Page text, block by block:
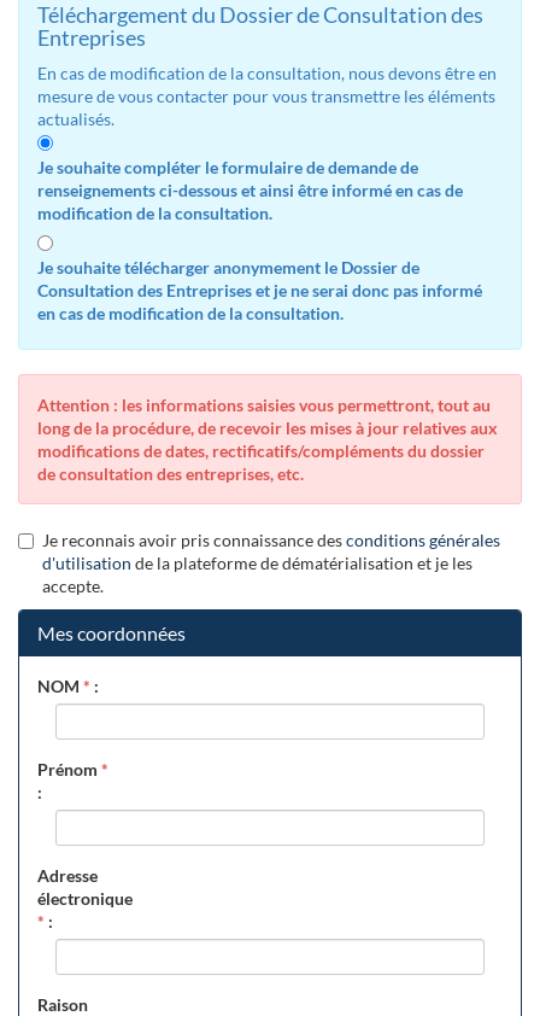
Téléchargement du Dossier de Consultation des
Entreprises
En cas de modification de la consultation, nous devons être en
mesure de vous contacter pour vous transmettre les éléments
actualisés.
Je souhaite compléter le formulaire de demande de
renseignements ci-dessous et ainsi être informé en cas de
modification de la consultation.
Je souhaite télécharger anonymement le Dossier de
Consultation des Entreprises et je ne serai donc pas informé
en cas de modification de la consultation.
Attention : les informations saisies vous permettront, tout au
long de la procédure, de recevoir les mises à jour relatives aux
modifications de dates, rectificatifs/compléments du dossier
de consultation des entreprises, etc.
Je reconnais avoir pris connaissance desconditions générales
d'utilisation de la plateforme de dématérialisation et je les
accepte.
Mes coordonnées
NOM * :
Prénom *
:
Adresse
électronique
* :
Raison